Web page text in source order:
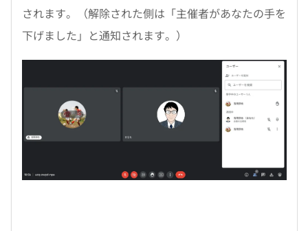
されます。（解除された側は「主催者があなたの手を
下げました」と通知されます。）